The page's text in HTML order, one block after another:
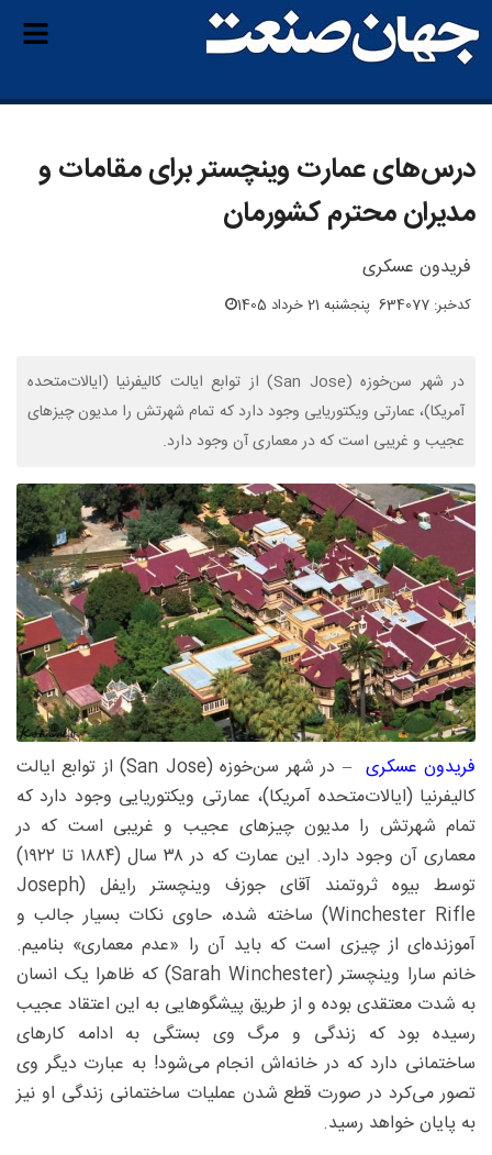
درس‌های عمارت وینچستر برای مقامات و
مدیران محترم کشورمان
فریدون عسکری
کدخبر: 634077 پنجشنبه 21 خرداد 1405
در شهر سن‌‌خوزه (San Jose) از توابع ایالت کالیفرنیا (ایالات‌متحده
آمریکا)، عمارتی ویکتوریایی وجود دارد که تمام شهرتش را مدیون چیزهای
عجیب و غریبی است که در معماری آن وجود دارد.
فریدون عسکری
– در شهر سن‌‌خوزه (San Jose) از توابع ایالت
کالیفرنیا (ایالات‌متحده آمریکا)، عمارتی ویکتوریایی وجود دارد که
تمام شهرتش را مدیون چیزهای عجیب و غریبی است که در
معماری آن وجود دارد. این عمارت که در ۳۸ سال (۱۸۸۴ تا ۱۹۲۲)
توسط بیوه ثروتمند آقای جوزف وینچستر رایفل (Joseph
Winchester Rifle) ساخته شده، حاوی نکات بسیار جالب و
آموزنده‌ای از چیزی است که باید آن را «عدم معماری» بنامیم.
خانم سارا وینچستر (Sarah Winchester) که ظاهرا یک انسان
به شدت معتقدی بوده و از طریق پیشگوهایی به این اعتقاد عجیب
رسیده بود که زندگی و مرگ وی بستگی به ادامه کارهای
ساختمانی دارد که در خانه‌اش انجام می‌شود! به عبارت دیگر وی
تصور می‌کرد در صورت قطع شدن عملیات ساختمانی زندگی او نیز
به پایان خواهد رسید.